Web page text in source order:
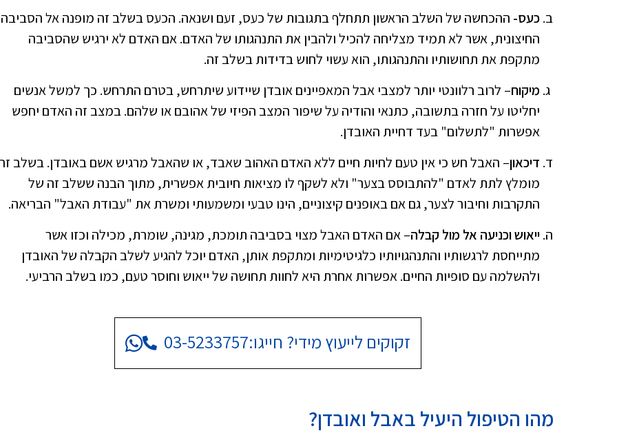
כעס- ההכחשה של השלב הראשון תתחלף בתגובות של כעס, זעם ושנאה. הכעס בשלב זה מופנה אל הסביבה
החיצונית, אשר לא תמיד מצליחה להכיל ולהבין את התנהגותו של האדם. אם האדם לא ירגיש שהסביבה
מתקפת את תחושותיו והתנהגותו, הוא עשוי לחוש בדידות בשלב זה.
מיקוח– לרוב רלוונטי יותר למצבי אבל המאפיינים אובדן שיידוע שיתרחש, בטרם התרחש. כך למשל אנשים
יחליטו על חזרה בתשובה, כתנאי והודיה על שיפור המצב הפיזי של אהובם או שלהם. במצב זה האדם יחפש
אפשרות "לתשלום" בעד דחיית האובדן.
דיכאון– האבל חש כי אין טעם לחיות חיים ללא האדם האהוב שאבד, או שהאבל מרגיש אשם באובדן. בשלב
מומלץ לתת לאדם "להתבוסס בצער" ולא לשקף לו מציאות חיובית אפשרית, מתוך הבנה ששלב זה של
התקרבות וחיבור לצער, גם אם באופנים קיצוניים, הינו טבעי ומשמעותי ומשרת את "עבודת האבל" הבריאה.
ייאוש וכניעה אל מול קבלה– אם האדם האבל מצוי בסביבה תומכת, מגינה, שומרת, מכילה וכזו אשר
מתייחסת לרגשותיו והתנהגויותיו כלגיטימיות ומתקפת אותן, האדם יוכל להגיע לשלב הקבלה של האובדן
ולהשלמה עם סופיות החיים. אפשרות אחרת היא לחוות תחושה של ייאוש וחוסר טעם, כמו בשלב הרביעי.
זקוקים לייעוץ מידי? חייגו:03-5233757
מהו הטיפול היעיל באבל ואובדן?